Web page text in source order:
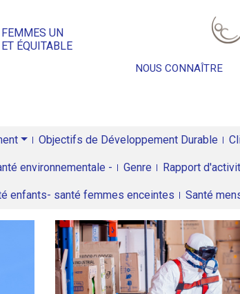
UN
ÉQUITABLE
NOUS CONNAÎTRE
Objectifs de Développement Durable
environnementale - Genre Rapport
enfants- santé femmes enceintes Santé